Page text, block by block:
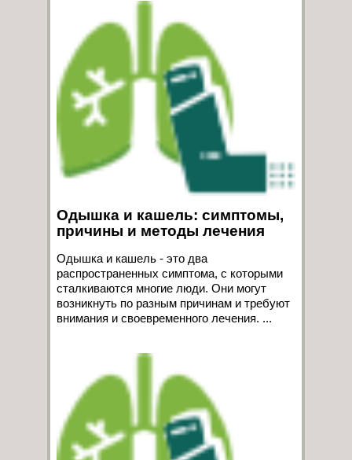
Одышка и кашель: симптомы,
причины и методы лечения
Одышка и кашель - это два
распространенных симптома, с которыми
сталкиваются многие люди. Они могут
возникнуть по разным причинам и требуют
внимания и своевременного лечения. ...